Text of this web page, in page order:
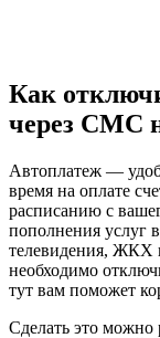
Как
через СМС
Автоплатеж —
время на оплате
расписанию с
пополнения услуг
телевидения, ЖКХ
необходимо
тут вам поможет
Сделать это можно